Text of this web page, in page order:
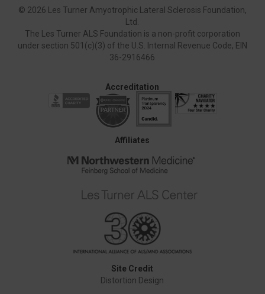
© 2026 Les Turner Amyotrophic Lateral Sclerosis Foundation,
Ltd.
The Les Turner ALS Foundation is a non-profit corporation
under section 501(c)(3) of the U.S. Internal Revenue Code, EIN
36-2916466
Accreditation
Affiliates
Site Credit
Distortion Design